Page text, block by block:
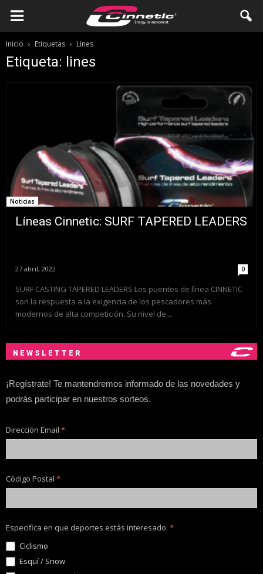
Inicio Etiquetas Lines
Etiqueta: lines
Noticias
Líneas Cinnetic: SURF TAPERED LEADERS
27 abril, 2022 0
SURF CASTING TAPERED LEADERS Los puentes de línea CINNETIC
son la respuesta a la exigencia de los pescadores más
modernos de alta competición. Su nivel de...
NEWSLETTER
¡Regístrate! Te mantendremos informado de las novedades y
podrás participar en nuestros sorteos.
Dirección Email *
Código Postal *
Especifica en que deportes estás interesado: *
Ciclismo
Esquí / Snow